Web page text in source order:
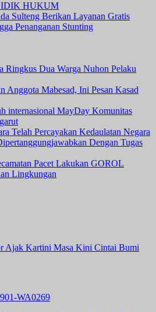
HUKUM
Sulteng Berikan Layanan Gratis
Penanganan Stunting
Ringkus Dua Warga Nuhon Pelaku
Anggota Mabesad, Ini Pesan Kasad
internasional MayDay Komunitas
Telah Percayakan Kedaulatan Negara
Dengan Tugas
Pacet Lakukan GOROL
Lingkungan
Ajak Kartini Masa Kini Cintai Bumi